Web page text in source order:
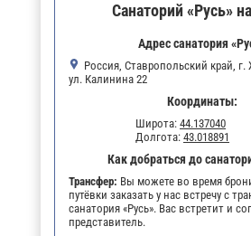
Санаторий «Русь»
Адрес санатория
Россия, Ставропольский край,
ул. Калинина 22
Координаты:
Широта: 44.137040
Долгота: 43.018891
Как добраться до
Трансфер: Вы можете во время
путёвки заказать у нас встречу с
санатория «Русь». Вас встретит и
представитель.